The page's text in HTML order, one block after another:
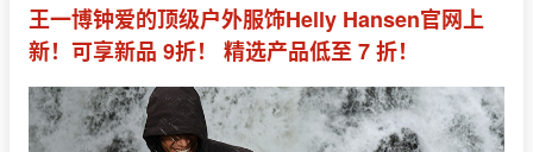
王一博钟爱的顶级户外服饰Helly Hansen官网上
新！可享新品 9折！ 精选产品低至 7 折！